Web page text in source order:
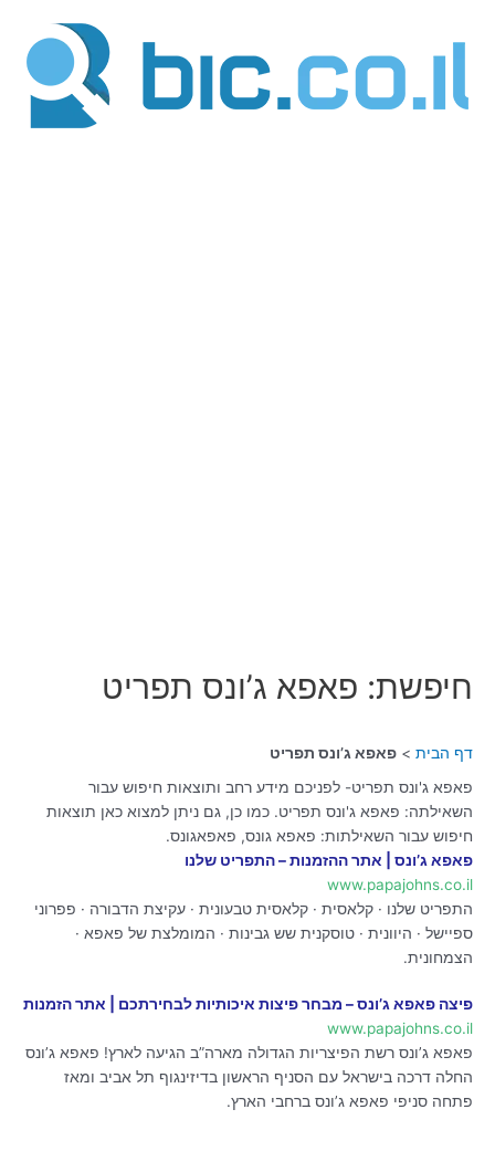
חיפשת: פאפא ג’ונס תפריט
דף הבית
פאפא ג’ונס תפריט
פאפא ג'ונס תפריט- לפניכם מידע רחב ותוצאות חיפוש עבור
השאילתה: פאפא ג'ונס תפריט. כמו כן, גם ניתן למצוא כאן תוצאות
חיפוש עבור השאילתות: פאפא גונס, פאפאגונס.
פאפא ג’ונס | אתר ההזמנות – התפריט שלנו
www.papajohns.co.il
התפריט שלנו · קלאסית · קלאסית טבעונית · עקיצת הדבורה · פפרוני
ספיישל · היוונית · טוסקנית שש גבינות · המומלצת של פאפא ·
הצמחונית.
פיצה פאפא ג’ונס – מבחר פיצות איכותיות לבחירתכם | אתר הזמנות
www.papajohns.co.il
פאפא ג’ונס רשת הפיצריות הגדולה מארה”ב הגיעה לארץ! פאפא ג’ונס
החלה דרכה בישראל עם הסניף הראשון בדיזינגוף תל אביב ומאז
פתחה סניפי פאפא ג’ונס ברחבי הארץ.